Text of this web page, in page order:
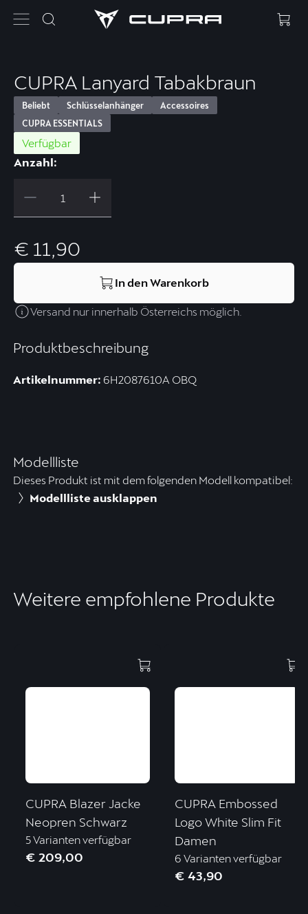
Produktbeschreibung
Artikelnummer: 6H2087610A OBQ
Modellliste
Dieses Produkt ist mit dem folgenden Modell kompatibel:
Modellliste ausklappen
CUPRA Lanyard Tabakbraun
Beliebt Schlüsselanhänger
Accessoires
CUPRA ESSENTIALS
Verfügbar
Anzahl:
€ 11,90
In den Warenkorb
Versand nur innerhalb Österreichs möglich.
Weitere empfohlene Produkte
CUPRA Blazer Jacke
Neopren Schwarz
5 Varianten verfügbar
€ 209,00
CUPRA Embossed
Logo White Slim Fit
Damen
6 Varianten verfügbar
€ 43,90